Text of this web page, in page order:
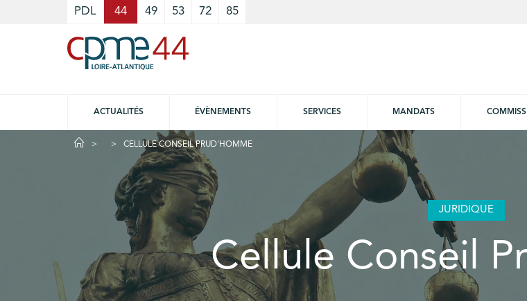
PDL 44 49 53 72 85
ACTUALITÉS ÉVÈNEMENTS SERVICES MANDATS
CELLULE CONSEIL PRUD'HOMME
JURIDIQUE
Cellule Conseil
Cookies management panel